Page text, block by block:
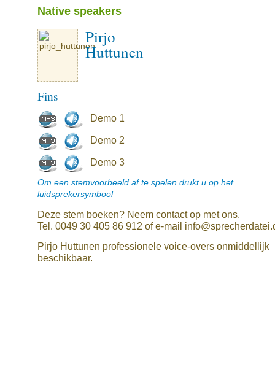
Native speakers
Pirjo
Huttunen
Fins
Demo 1
Demo 2
Demo 3
Om een stemvoorbeeld af te spelen drukt u op het
luidsprekersymbool
Deze stem boeken? Neem contact op met ons.
Tel. 0049 30 405 86 912 of e-mail
Pirjo Huttunen professionele voice-overs onmiddellijk
beschikbaar.